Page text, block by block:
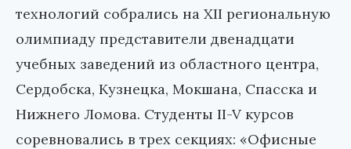
технологий собрались на XII региональную
олимпиаду представители двенадцати
учебных заведений из областного центра,
Сердобска, Кузнецка, Мокшана, Спасска и
Нижнего Ломова. Студенты II-V курсов
соревновались в трех секциях: «Офисные